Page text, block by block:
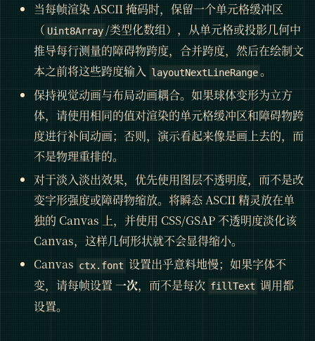
当每帧渲染 ASCII 掩码时，保留一个单元格缓冲区
（ Uint8Array /类型化数组），从单元格或投影几何中
推导每行测量的障碍物跨度，合并跨度，然后在绘制文
本之前将这些跨度输入 layoutNextLineRange 。
保持视觉动画与布局动画耦合。如果球体变形为立方
体，请使用相同的值对渲染的单元格缓冲区和障碍物跨
度进行补间动画；否则，演示看起来像是画上去的，而
不是物理重排的。
对于淡入淡出效果，优先使用图层不透明度，而不是改
变字形强度或障碍物缩放。将瞬态 ASCII 精灵放在单
独的 Canvas 上，并使用 CSS/GSAP 不透明度淡化该
Canvas，这样几何形状就不会显得缩小。
Canvas ctx.font 设置出乎意料地慢；如果字体不
变，请每帧设置 一次，而不是每次 fillText 调用都
设置。